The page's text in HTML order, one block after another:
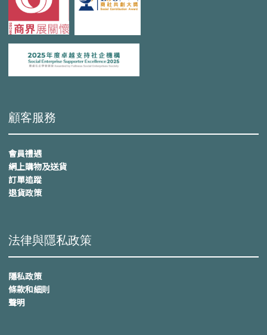
顧客服務
會員禮遇
網上購物及送貨
訂單追蹤
退貨政策
法律與隱私政策
隱私政策
條款和細則
聲明